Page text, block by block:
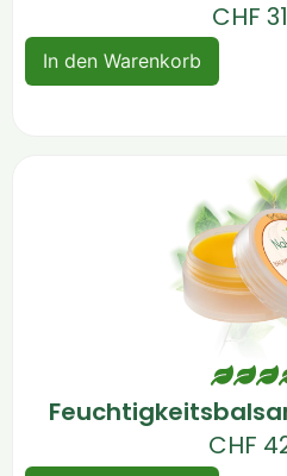
CHF
In den Warenkorb
CHF